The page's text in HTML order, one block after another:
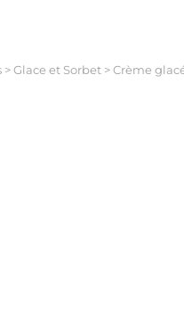
>Glace et Sorbet >Crème